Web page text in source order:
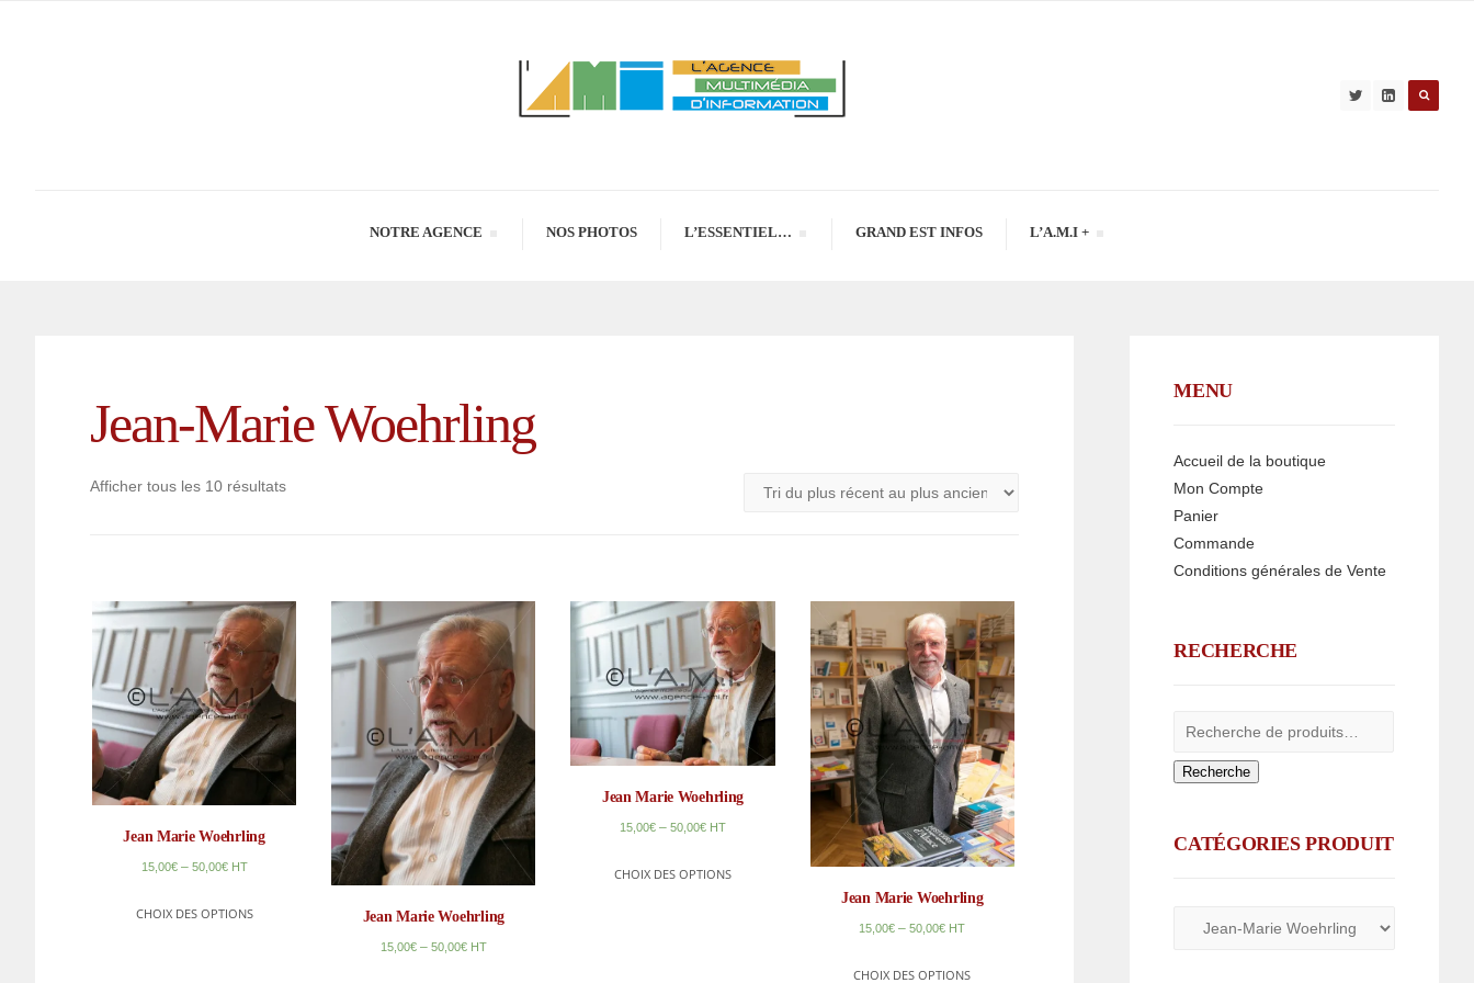
NOTRE AGENCE NOS PHOTOS L’ESSENTIEL… GRAND EST INFOS L’A.M.I +
Jean-Marie Woehrling
Afficher tous les 10 résultats
Jean Marie Woehrling
15,00€– 50,00€ HT
CHOIX DES OPTIONS Jean Marie Woehrling
15,00€– 50,00€ HT
Jean Marie Woehrling
15,00€ – 50,00€ HT
CHOIX DES OPTIONS
Jean Marie Woehrling
15,00€ –50,00€ HT
CHOIX DES OPTIONS
MENU
Accueil de la boutique
Mon Compte
Panier
Commande
Conditions générales de Vente
RECHERCHE
Recherche
CATÉGORIES PRODUIT